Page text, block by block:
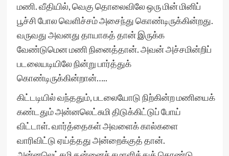
மணி. வீதியில், வெகு தொலைவிலே ஒரு மின் மினிப்
பூச்சி போல வெளிச்சம் அசைந்து கொண்டிருக்கின்றது.
வருவது அவனது தாயாகத் தான் இருக்க
வேண்டுமென மணி நினைத்தான். அவன் அச்சமின்றிப்
படலையடியிலே நின்று பார்த்துக்
கொண்டிருக்கின்றான்…..
கிட்டடியில் வந்ததும், படலையோடு நிற்கின்ற மணியைக்
கண்டதும் அன்னலெட்சுமி திடுக்கிட்டுப் போய்
விட்டாள். வார்த்தைகள் அவளைக் கால்களை
வாரிவிட்டு ஏய்த்தது அன்றைக்குத் தான்.